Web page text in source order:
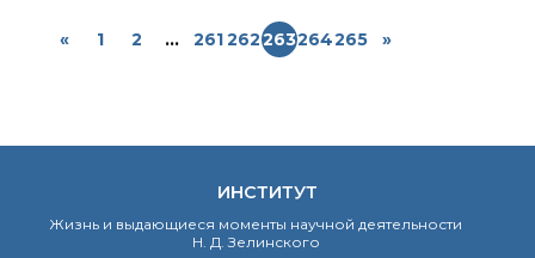
« 1 2 ... 261262263264265 »
ИНСТИТУТ
Жизнь и выдающиеся моменты научной деятельности
Н. Д. Зелинского